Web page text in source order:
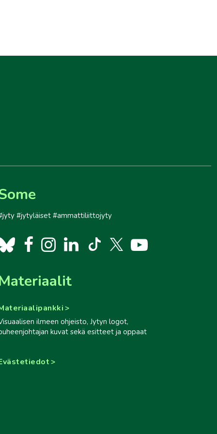
ilmeen ohjeisto, Jytyn logot,
kuvat sekä esitteet ja oppaat
#jytyläiset #ammattiliittojyty